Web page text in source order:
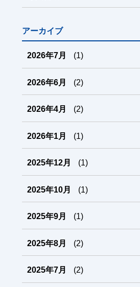
アーカイブ
2026年7月 (1)
2026年6月 (2)
2026年4月 (2)
2026年1月 (1)
2025年12月 (1)
2025年10月 (1)
2025年9月 (1)
2025年8月 (2)
2025年7月 (2)